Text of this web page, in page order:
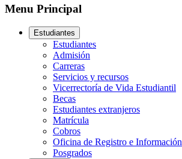
Menu Principal
Estudiantes
Estudiantes
Admisión
Carreras
Servicios y recursos
Vicerrectoría de Vida Estudiantil
Becas
Estudiantes extranjeros
Matrícula
Cobros
Oficina de Registro e Información
Posgrados